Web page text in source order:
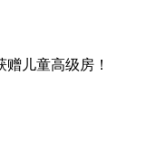
儿童高级房！